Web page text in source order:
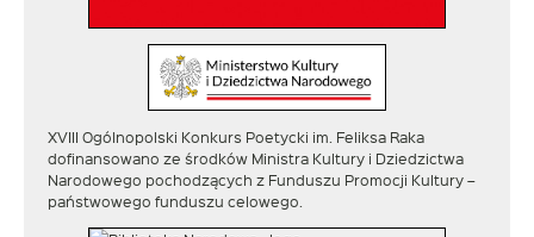
XVIII Ogólnopolski Konkurs Poetycki im. Feliksa Raka
dofinansowano ze środków Ministra Kultury i Dziedzictwa
Narodowego pochodzących z Funduszu Promocji Kultury –
państwowego funduszu celowego.